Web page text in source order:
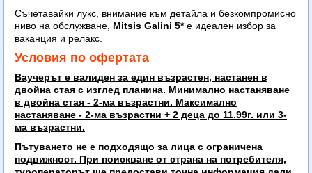
Съчетавайки лукс, внимание към детайла и безкомпромисно
ниво на обслужване, Mitsis Galini 5*е идеален избор за
ваканция и релакс.
Условия по офертата
Ваучерът е валиден за един възрастен, настанен в
двойна стая с изглед планина. Минимално настаняване
в двойна стая - 2-ма възрастни. Максимално
настаняване - 2-ма възрастни + 2 деца до 11.99г. или 3-
ма възрастни.
Пътуването не е подходящо за лица с ограничена
подвижност. При поискване от страна на потребителя,